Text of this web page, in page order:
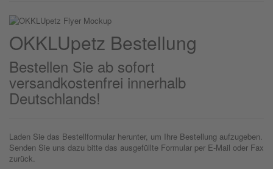
OKKLUpetz Bestellung
Bestellen Sie ab sofort
versandkostenfrei innerhalb
Deutschlands!
Laden Sie das Bestellformular herunter, um Ihre Bestellung aufzugeben.
Senden Sie uns dazu bitte das ausgefüllte Formular per E-Mail oder Fax
zurück.